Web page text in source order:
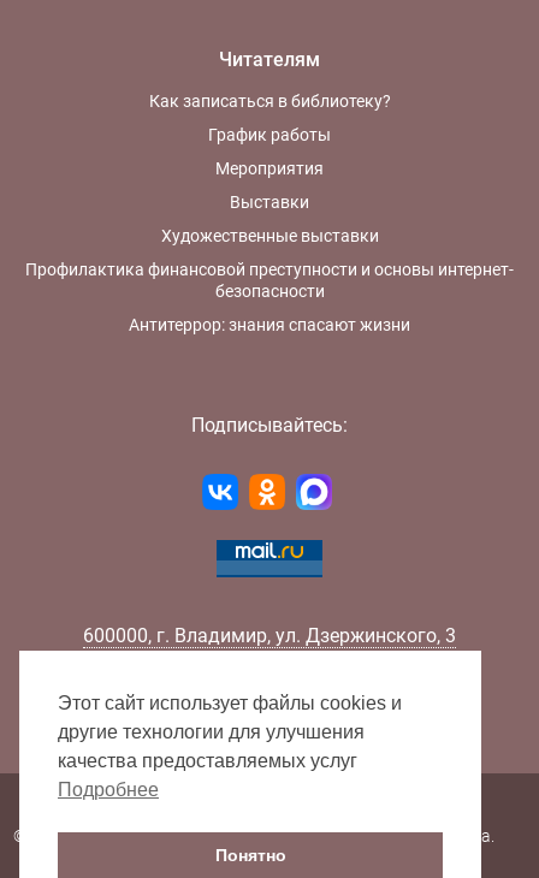
Читателям
Как записаться в библиотеку?
График работы
Мероприятия
Выставки
Художественные выставки
Профилактика финансовой преступности и основы интернет-
безопасности
Антитеррор: знания спасают жизни
Подписывайтесь:
600000, г. Владимир, ул. Дзержинского, 3
Факс:
+7 (4922) 32-52-88
E-mail:
info@lib33.ru
© 2000 - 2026 Владимирская областная научная библиотека.
Этот сайт использует файлы cookies и
другие технологии для улучшения
качества предоставляемых услуг
Подробнее
Понятно